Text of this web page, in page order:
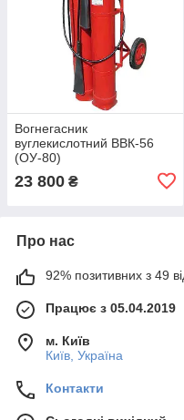
Вогнегасник
вуглекислотний ВВК-56
(ОУ-80)
23 800 ₴
Про нас
92% позитивних з 49
Працює з 05.04.2019
м. Київ
Київ, Україна
Контакти